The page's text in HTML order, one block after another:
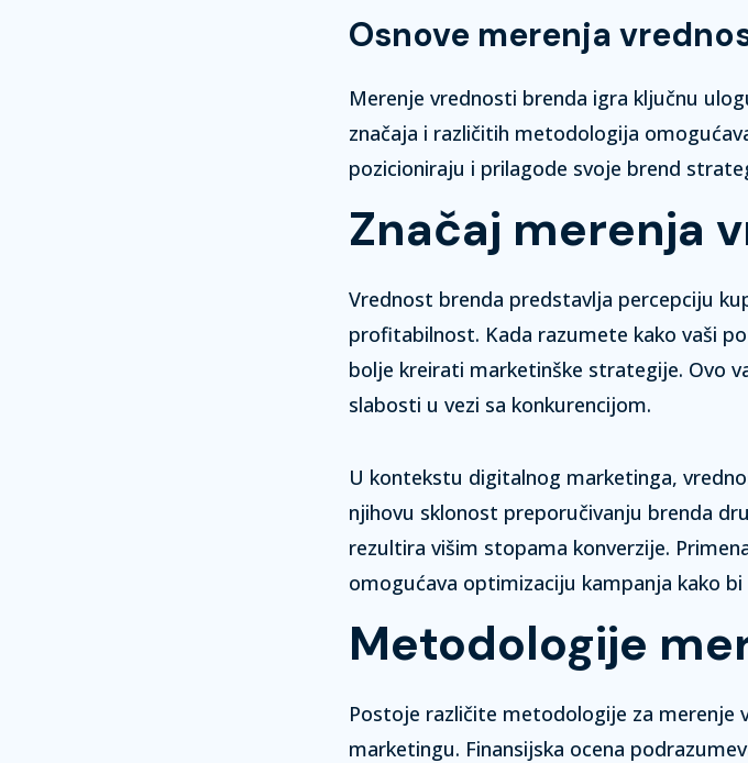
Osnove merenja
Merenje vrednosti brenda igra ključnu
značaja i različitih metodologija
pozicioniraju i prilagode svoje brend
Značaj merenja
Vrednost brenda predstavlja percepciju
profitabilnost. Kada razumete kako vaši
bolje kreirati marketinške strategije. Ovo
slabosti u vezi sa konkurencijom.
U kontekstu digitalnog marketinga,
njihovu sklonost preporučivanju brenda
rezultira višim stopama konverzije.
omogućava optimizaciju kampanja kako
Metodologije
Postoje različite metodologije za merenje
marketingu. Finansijska ocena